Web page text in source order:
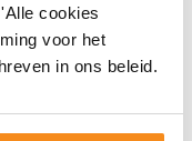
cookies
voor het
in ons beleid.
Deel jouw
met unieke
mee?